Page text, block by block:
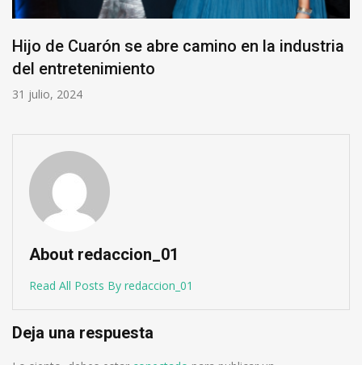
Hijo de Cuarón se abre camino en la industria
del entretenimiento
31 julio, 2024
About redaccion_01
Read All Posts By redaccion_01
Deja una respuesta